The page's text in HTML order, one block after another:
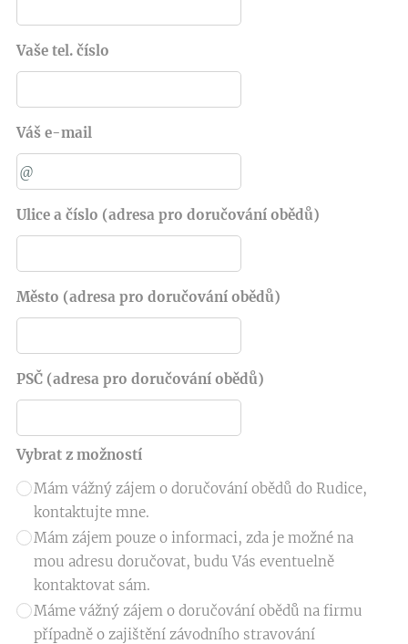
Vaše tel. číslo
Váš e-mail
Ulice a číslo (adresa pro doručování obědů)
Město (adresa pro doručování obědů)
PSČ (adresa pro doručování obědů)
Vybrat z možností
Mám vážný zájem o doručování obědů do Rudice,
kontaktujte mne.
Mám zájem pouze o informaci, zda je možné na
mou adresu doručovat, budu Vás eventuelně
kontaktovat sám.
Máme vážný zájem o doručování obědů na firmu
případně o zajištění závodního stravování